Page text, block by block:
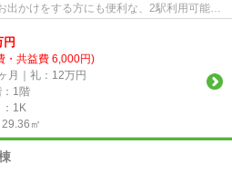
出かけをする方にも便利な、2駅利用可能な
円
・共益費 6,000円)
月｜礼：12万円
：1階
：1K
㎡